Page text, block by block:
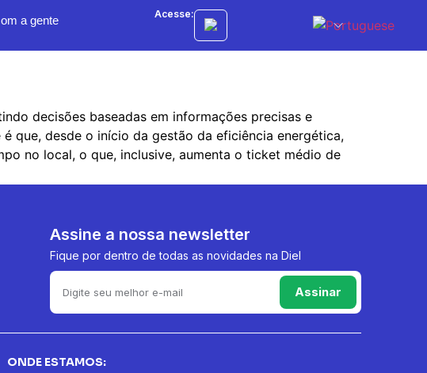
a gente Acesse:
decisões baseadas em informações precisas e
que, desde o início da gestão da eficiência energética,
no local, o que, inclusive, aumenta o ticket médio de
Assine a nossa newsletter
Fique por dentro de todas as novidades na Diel
Assinar
ONDE ESTAMOS: